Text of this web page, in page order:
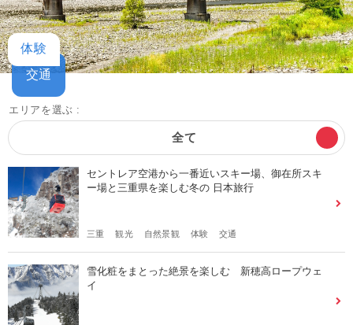
体験
交通
エリアを選ぶ :
全て
セントレア空港から⼀番近いスキー場、御在所スキ
ー場と三重県を楽しむ冬の ⽇本旅⾏
三重 観光 自然景観 体験 交通
雪化粧をまとった絶景を楽しむ 新穂高ロープウェ
イ